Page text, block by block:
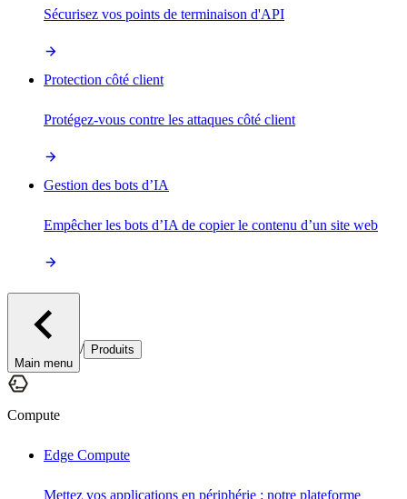
Sécurisez vos points de terminaison d'API
Protection côté client
Protégez-vous contre les attaques côté client
Gestion des bots d’IA
Empêcher les bots d’IA de copier le contenu d’un site web
Main menu
/ Produits
Compute
Edge Compute
Mettez vos applications en périphérie : notre plateforme